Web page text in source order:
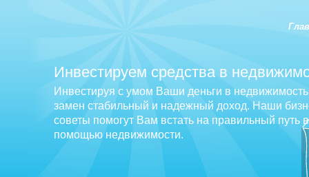
Инвестируем средства в
Инвестируя с умом Ваши деньги в
замен стабильный и надежный доход. Наши
советы помогут Вам встать на правильный путь
помощью недвижимости.